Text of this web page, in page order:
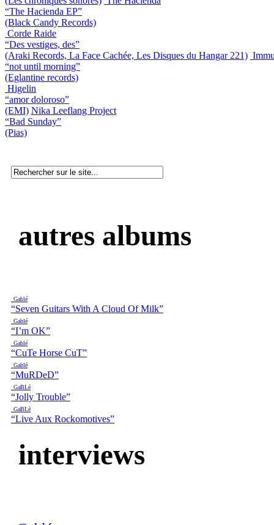
“The Hacienda EP”
(Black Candy Records)
Corde Raide
“Des vestiges, des”
(Araki Records, La Face Cachée, Les Disques du Hangar 221)
“not until morning”
(Eglantine records)
Higelin
“amor doloroso”
(EMI) Nika Leeflang Project
“Bad Sunday”
(Pias)
autres albums
Gablé
“Seven Guitars With A Cloud Of Milk”
Gablé
“I’m OK”
Gablé
“CuTe Horse CuT”
Gablé
“MuRDeD”
GaBLé
“Jolly Trouble”
GaBLé
“Live Aux Rockomotives”
interviews